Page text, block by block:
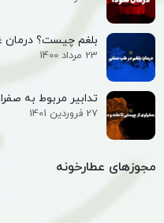
بلغم چیست؟ درمان
23 مرداد 1400
تدابیر مربوط به
27 فروردین 1401
مجوزهای عطارخونه